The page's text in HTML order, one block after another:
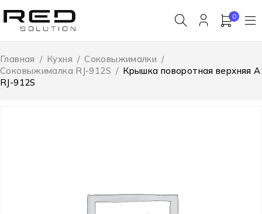
0
Главная / Кухня / Соковыжималки /
Соковыжималка RJ-912S / Крышка поворотная верхняя A
RJ-912S